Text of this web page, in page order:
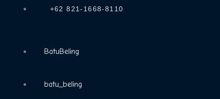
+62 821-1668-8110
BatuBeling
batu_beling